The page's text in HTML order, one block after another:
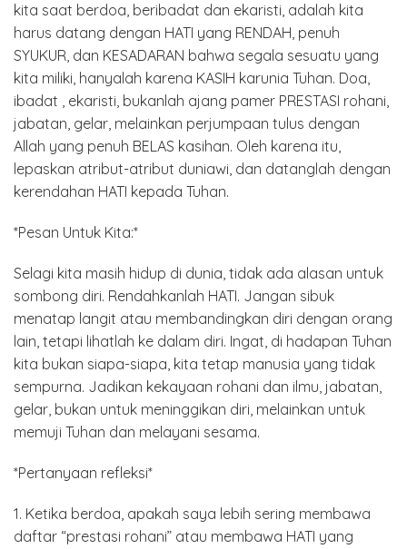
kita saat berdoa, beribadat dan ekaristi, adalah kita
harus datang dengan HATI yang RENDAH, penuh
SYUKUR, dan KESADARAN bahwa segala sesuatu yang
kita miliki, hanyalah karena KASIH karunia Tuhan. Doa,
ibadat , ekaristi, bukanlah ajang pamer PRESTASI rohani,
jabatan, gelar, melainkan perjumpaan tulus dengan
Allah yang penuh BELAS kasihan. Oleh karena itu,
lepaskan atribut-atribut duniawi, dan datanglah dengan
kerendahan HATI kepada Tuhan.
*Pesan Untuk Kita:*
Selagi kita masih hidup di dunia, tidak ada alasan untuk
sombong diri. Rendahkanlah HATI. Jangan sibuk
menatap langit atau membandingkan diri dengan orang
lain, tetapi lihatlah ke dalam diri. Ingat, di hadapan Tuhan
kita bukan siapa-siapa, kita tetap manusia yang tidak
sempurna. Jadikan kekayaan rohani dan ilmu, jabatan,
gelar, bukan untuk meninggikan diri, melainkan untuk
memuji Tuhan dan melayani sesama.
*Pertanyaan refleksi*
1. Ketika berdoa, apakah saya lebih sering membawa
daftar “prestasi rohani” atau membawa HATI yang